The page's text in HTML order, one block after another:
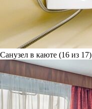
Санузел в каюте (16 из 17)